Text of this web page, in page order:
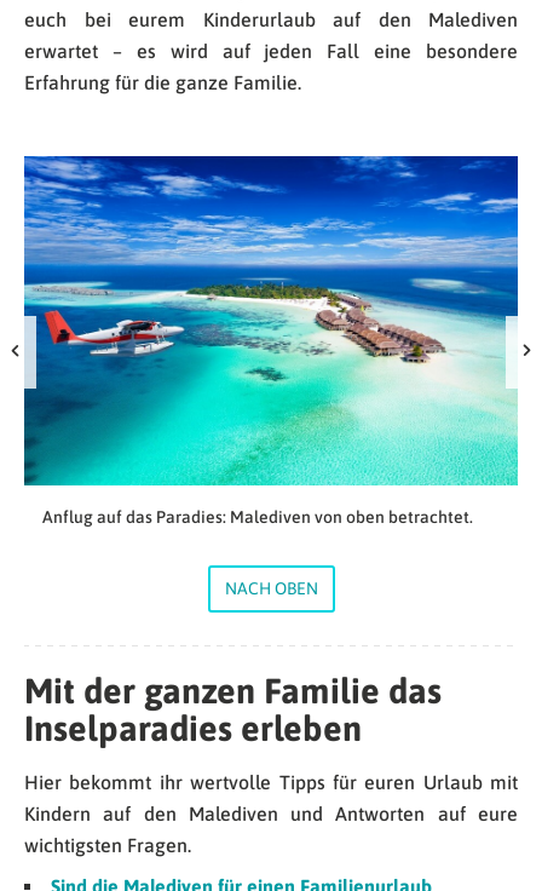
euch bei eurem Kinderurlaub auf den Malediven
erwartet – es wird auf jeden Fall eine besondere
Erfahrung für die ganze Familie.
Anflug auf das Paradies: Malediven von oben betrachtet.
NACH OBEN
Mit der ganzen Familie das
Inselparadies erleben
Hier bekommt ihr wertvolle Tipps für euren Urlaub mit
Kindern auf den Malediven und Antworten auf eure
wichtigsten Fragen.
Sind die Malediven für einen Familienurlaub